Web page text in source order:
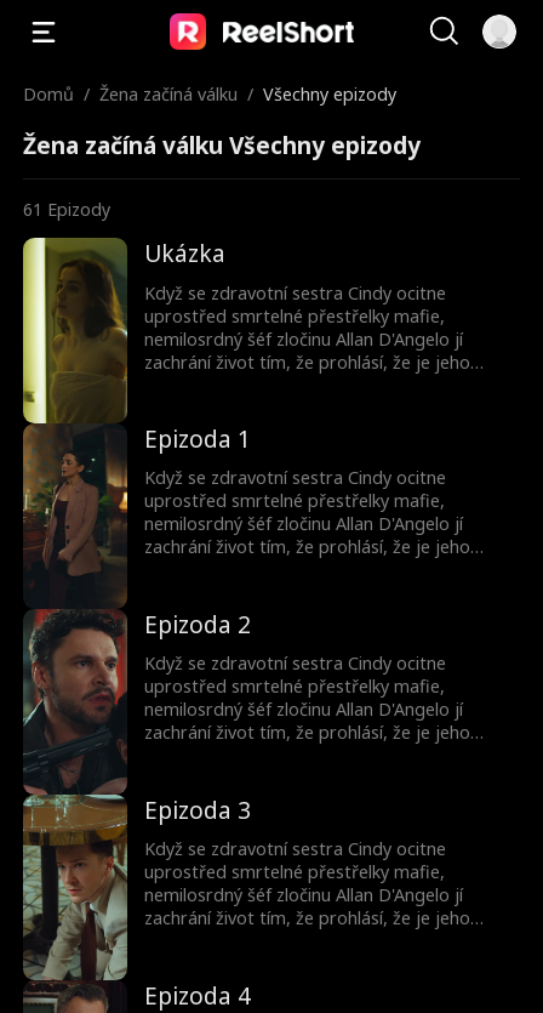
Domů / Žena začíná válku / Všechny epizody
Žena začíná válku Všechny epizody
61 Epizody
Ukázka
Když se zdravotní sestra Cindy ocitne
uprostřed smrtelné přestřelky mafie,
nemilosrdný šéf zločinu Allan D'Angelo jí
zachrání život tím, že prohlásí, že je jeho
by ji mohla stát život.
Epizoda 1
Když se zdravotní sestra Cindy ocitne
uprostřed smrtelné přestřelky mafie,
nemilosrdný šéf zločinu Allan D'Angelo jí
zachrání život tím, že prohlásí, že je jeho
by ji mohla stát život.
Epizoda 2
Když se zdravotní sestra Cindy ocitne
uprostřed smrtelné přestřelky mafie,
nemilosrdný šéf zločinu Allan D'Angelo jí
zachrání život tím, že prohlásí, že je jeho
by ji mohla stát život.
Epizoda 3
Když se zdravotní sestra Cindy ocitne
uprostřed smrtelné přestřelky mafie,
nemilosrdný šéf zločinu Allan D'Angelo jí
zachrání život tím, že prohlásí, že je jeho
by ji mohla stát život.
Epizoda 4